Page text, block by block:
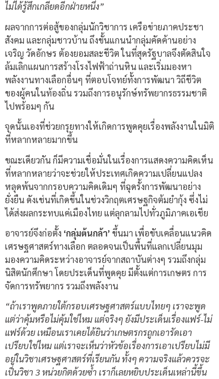
ไม่ได้รู้สึกเกลียดอีกฝ่ายหนึ่ง”
ผลจากการต่อสู้ของกลุ่มนักวิชาการ เครือข่ายภาคประชา
สังคม และกลุ่มชาวบ้าน ถึงขั้นแกนนำกลุ่มคัดค้านอย่าง
เจริญ วัดอักษร ต้องยอมสละชีวิต ในที่สุดรัฐบาลจึงตัดสินใจ
ล้มเลิกแผนการสร้างโรงไฟฟ้าถ่านหิน และเริ่มมองหา
พลังงานทางเลือกอื่นๆ ที่ตอบโจทย์ทั้งการพัฒนา วิถีชีวิต
ของผู้คนในท้องถิ่น รวมถึงการอนุรักษ์ทรัพยากรธรรมชาติ
ไปพร้อมๆ กัน
จุดนั้นเองที่ช่วยกรุยทางให้เกิดการพูดคุยเรื่องพลังงานในมิติ
ที่หลากหลายมากขึ้น
ขณะเดียวกัน ก็มีความเชื่อมั่นในเรื่องการแสดงความคิดเห็น
ที่หลากหลายว่าจะช่วยให้ประเทศเกิดความเปลี่ยนแปลง
หลุดพ้นจากกรอบความคิดเดิมๆ ที่ฉุดรั้งการพัฒนาอย่าง
ยั่งยืน ดังเช่นที่เกิดขึ้นในช่วงวิกฤตเศรษฐกิจต้มยำกุ้ง ซึ่งไม่
ได้ส่งผลกระทบแค่เมืองไทย แต่ลุกลามไปทั่วภูมิภาคเอเชีย
อาจารย์จึงก่อตั้ง ‘กลุ่มต้นกล้า’ ขึ้นมา เพื่อขับเคลื่อนแนวคิด
เศรษฐศาสตร์ทางเลือก ตลอดจนเป็นพื้นที่แลกเปลี่ยนมุม
มองความคิดระหว่างอาจารย์จากสถาบันต่างๆ รวมถึงกลุ่ม
นิสิตนักศึกษา โดยประเด็นที่พูดคุย มีตั้งแต่การเกษตร การ
จัดการทรัพยากร รวมถึงพลังงาน
“ถ้าเราพูดภายใต้กรอบเศรษฐศาสตร์แบบไทยๆ เราจะพูด
แต่ว่าคุ้มหรือไม่คุ้มใช่ไหม แต่จริงๆ ยังมีประเด็นเรื่องแฟร์-ไม่
แฟร์ด้วย เหมือนเราเคยได้ยินว่าเกษตรกรถูกเอารัดเอา
เปรียบใช่ไหม แต่เราจะเห็นว่าหัวข้อเรื่องการเอาเปรียบไม่มี
อยู่ในวิชาเศรษฐศาสตร์ที่เรียนกัน ทั้งๆ ความจริงแล้วควรจะ
เป็นวิชา 3 หน่วยกิตด้วยซ้ำ เราก็เลยหยิบประเด็นเหล่านี้ขึ้น